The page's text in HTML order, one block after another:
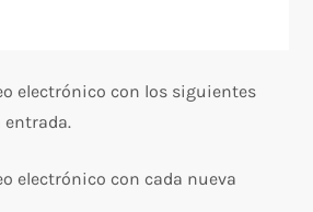
electrónico con los siguientes
entrada.
electrónico con cada nueva